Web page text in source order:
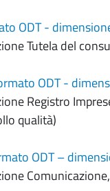
ODT -
Tutela del
ODT -
Registro
qualità)
ODT –